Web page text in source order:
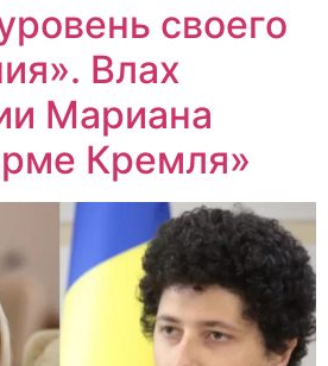
своего
Влах
Мариана
Кремля»